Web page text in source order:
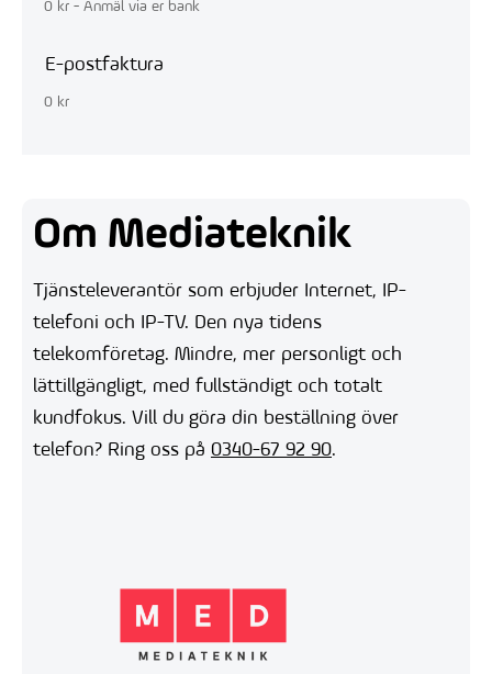
0 kr - Anmäl via er bank
E-postfaktura
0 kr
Om Mediateknik
Tjänsteleverantör som erbjuder Internet, IP-
telefoni och IP-TV. Den nya tidens
telekomföretag. Mindre, mer personligt och
lättillgängligt, med fullständigt och totalt
kundfokus. Vill du göra din beställning över
telefon? Ring oss på 0340-67 92 90.